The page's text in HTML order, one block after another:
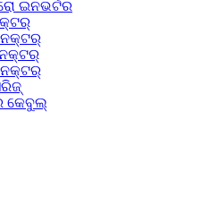
ଇନଭର୍ଟର
କେବୁଲ୍